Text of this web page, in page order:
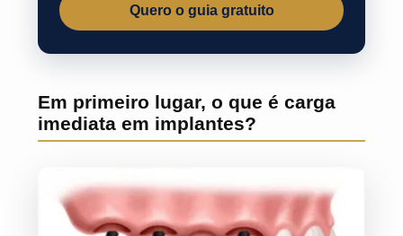
Quero o guia gratuito
Em primeiro lugar, o que é carga
imediata em implantes?